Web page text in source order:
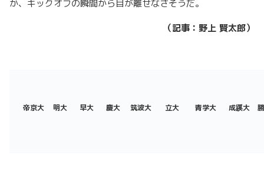
か、キックオフの瞬間から目が離せなさそうだ。
（記事：野上 賢太郎）
帝京大 明大 早大 慶大 筑波大 立大 青学大 成蹊大 勝